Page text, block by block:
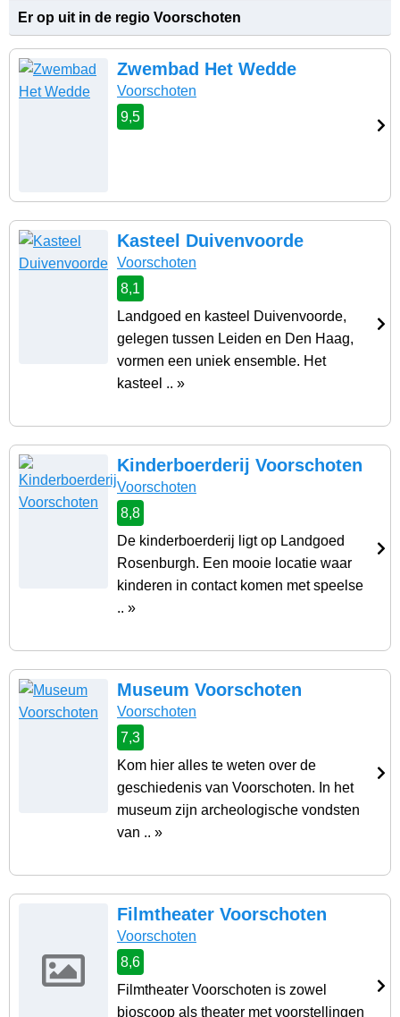
Er op uit in de regio Voorschoten
Zwembad Het Wedde
Voorschoten
9,5
Kasteel Duivenvoorde
Voorschoten
8,1
Landgoed en kasteel Duivenvoorde,
gelegen tussen Leiden en Den Haag,
vormen een uniek ensemble. Het
kasteel .. »
Kinderboerderij Voorschoten
Voorschoten
8,8
De kinderboerderij ligt op Landgoed
Rosenburgh. Een mooie locatie waar
kinderen in contact komen met speelse
.. »
Museum Voorschoten
Voorschoten
7,3
Kom hier alles te weten over de
geschiedenis van Voorschoten. In het
museum zijn archeologische vondsten
van .. »
Filmtheater Voorschoten
Voorschoten
8,6
Filmtheater Voorschoten is zowel
bioscoop als theater met voorstellingen